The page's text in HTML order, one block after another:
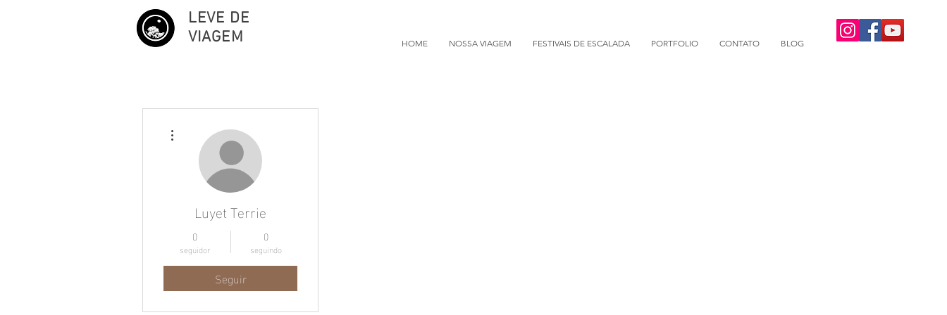
LEVE DE
VIAGEM
HOME NOSSA VIAGEM FESTIVAIS DE ESCALADA PORTFOLIO CONTATO BLOG
Luyet Terrie
0
seguidor
0
seguindo
Seguir